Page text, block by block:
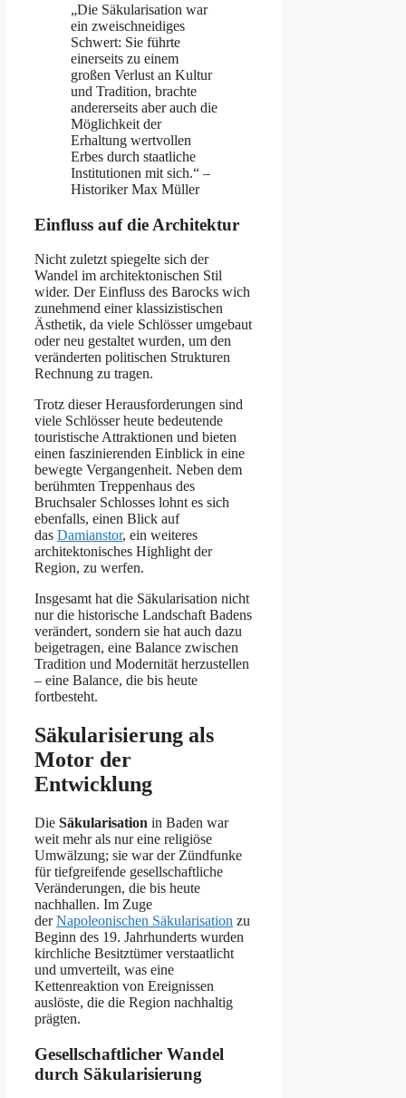
„Die Säkularisation war
ein zweischneidiges
Schwert: Sie führte
einerseits zu einem
großen Verlust an Kultur
und Tradition, brachte
andererseits aber auch die
Möglichkeit der
Erhaltung wertvollen
Erbes durch staatliche
Institutionen mit sich.“ –
Historiker Max Müller
Einfluss auf die Architektur
Nicht zuletzt spiegelte sich der
Wandel im architektonischen Stil
wider. Der Einfluss des Barocks wich
zunehmend einer klassizistischen
Ästhetik, da viele Schlösser umgebaut
oder neu gestaltet wurden, um den
veränderten politischen Strukturen
Rechnung zu tragen.
Trotz dieser Herausforderungen sind
viele Schlösser heute bedeutende
touristische Attraktionen und bieten
einen faszinierenden Einblick in eine
bewegte Vergangenheit. Neben dem
berühmten Treppenhaus des
Bruchsaler Schlosses lohnt es sich
ebenfalls, einen Blick auf
das Damianstor, ein weiteres
architektonisches Highlight der
Region, zu werfen.
Insgesamt hat die Säkularisation nicht
nur die historische Landschaft Badens
verändert, sondern sie hat auch dazu
beigetragen, eine Balance zwischen
Tradition und Modernität herzustellen
– eine Balance, die bis heute
fortbesteht.
Säkularisierung als
Motor der
Entwicklung
Die Säkularisation in Baden war
weit mehr als nur eine religiöse
Umwälzung; sie war der Zündfunke
für tiefgreifende gesellschaftliche
Veränderungen, die bis heute
nachhallen. Im Zuge
derNapoleonischen Säkularisation zu
Beginn des 19. Jahrhunderts wurden
kirchliche Besitztümer verstaatlicht
und umverteilt, was eine
Kettenreaktion von Ereignissen
auslöste, die die Region nachhaltig
prägten.
Gesellschaftlicher Wandel
durch Säkularisierung